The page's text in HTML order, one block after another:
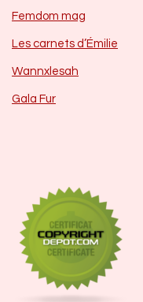
Femdom mag
Les carnets d’Émilie
Wannxlesah
Gala Fur